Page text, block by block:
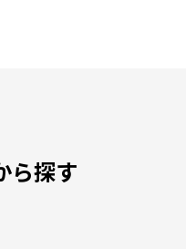
ら探す